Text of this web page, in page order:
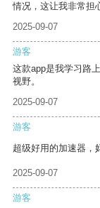
情况，这让我非常担
2025-09-07
游客
这款app是我学习路
视野。
2025-09-07
游客
超级好用的加速器，
2025-09-07
游客